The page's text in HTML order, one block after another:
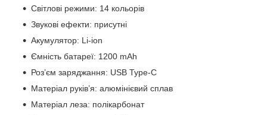
Світлові режими: 14 кольорів
Звукові ефекти: присутні
Акумулятор: Li-ion
Ємність батареї: 1200 mAh
Роз’єм заряджання: USB Type-C
Матеріал руків’я: алюмінієвий сплав
Матеріал леза: полікарбонат